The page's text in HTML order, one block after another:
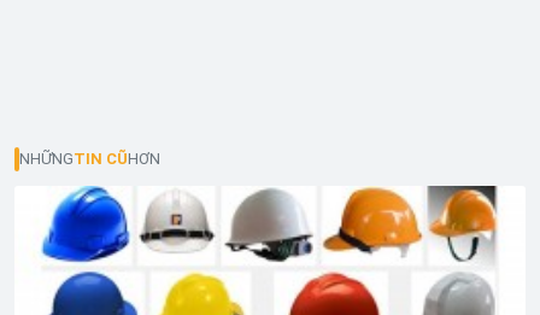
NHỮNGTIN CŨHƠN